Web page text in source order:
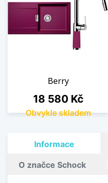
Berry
Cena
18 580 Kč
Obvykle skladem
Informace
O značce Schock